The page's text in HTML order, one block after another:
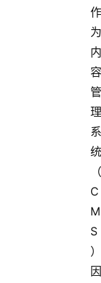
作
为
内
容
管
理
系
统
（
C
M
S
）
因